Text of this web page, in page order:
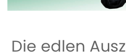
Die edlen